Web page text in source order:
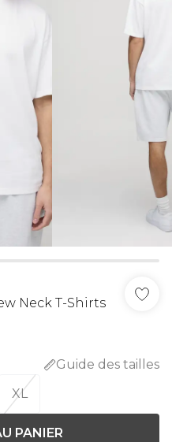
Neck T-Shirts
Guide des tailles
XL
PANIER